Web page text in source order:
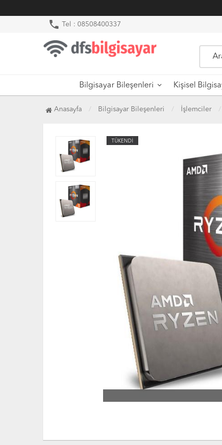
phone Tel : 08508400337
Bilgisayar Bileşenleri Kişisel
Anasayfa Bilgisayar Bileşenleri İşlemciler
TÜKENDİ